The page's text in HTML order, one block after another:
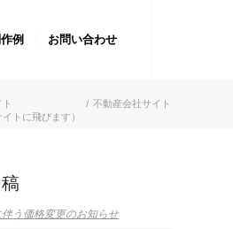
例 お問い合わせ
イトに飛びます）
/ 不動産会社サイト
う価格変更のお知らせ